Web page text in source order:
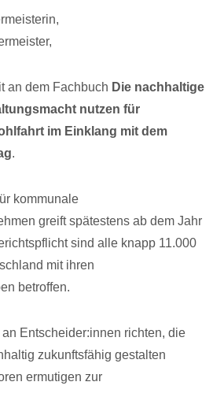
an dem Fachbuch Die nachhaltige
nutzen für
im Einklang mit dem
.
kommunale
greift spätestens ab dem Jahr
sind alle knapp 11.000
mit ihren
betroffen.
Entscheider:innen richten, die
zukunftsfähig gestalten
ermutigen zur